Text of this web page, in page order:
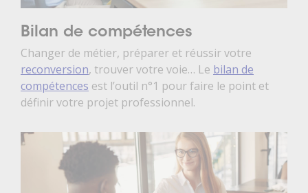
Bilan de compétences
Changer de métier, préparer et réussir votre
reconversion, trouver votre voie… Le bilan de
compétences est l’outil n°1 pour faire le point et
définir votre projet professionnel.